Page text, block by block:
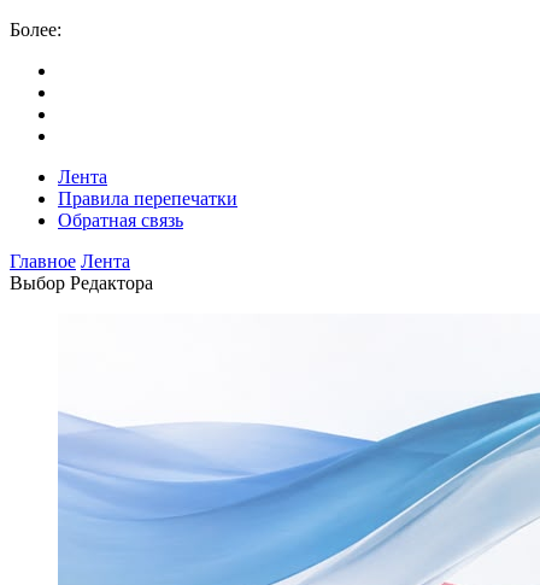
Более:
Лента
Правила перепечатки
Обратная связь
Главное Лента
Выбор Редактора